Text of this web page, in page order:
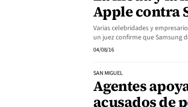
Apple contra
Varias celebridades y
un juez confirme que Samsung
04/08/16
SAN MIGUEL
Agentes
acusados de